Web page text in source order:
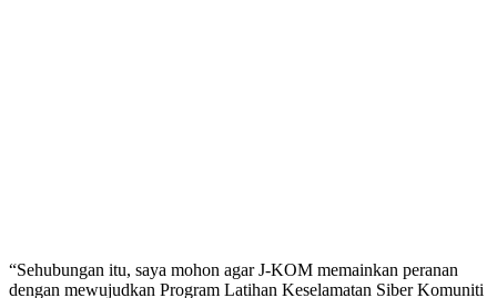
“Sehubungan itu, saya mohon agar J-KOM memainkan peranan
dengan mewujudkan Program Latihan Keselamatan Siber Komuniti